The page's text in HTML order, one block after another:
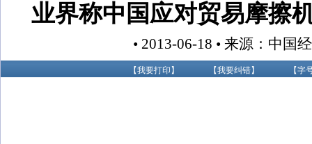
业界称中国应对贸易摩擦
• 2013-06-18 • 来源：中国
【我要打印 】 【我要纠错】 【字